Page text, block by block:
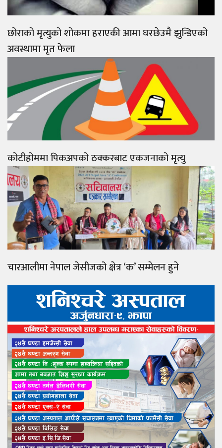
छोराको मृत्युको शोकमा हराएकी आमा घरछेउमै झुन्डिएको
अवस्थामा मृत फेला
कोटीहोममा पिकअपको ठक्करबाट एकजनाको मृत्यु
चारआलीमा नेपाल जेसीजको क्षेत्र ‘क’ सम्मेलन हुने